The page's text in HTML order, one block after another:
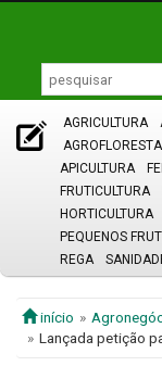
AGRICULTURA
APICULTURA
FRUTICULTURA
HORTICULTURA
PEQUENOS
REGA
início
Lançada petição